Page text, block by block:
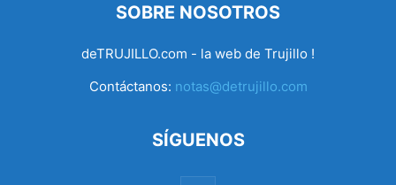
SOBRE NOSOTROS
deTRUJILLO.com - la web de Trujillo !
Contáctanos: notas@detrujillo.com
SÍGUENOS